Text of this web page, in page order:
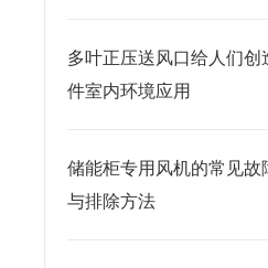
多叶正压送风口给人们创
件室内环境应用
储能柜专用风机的常见故
与排除方法